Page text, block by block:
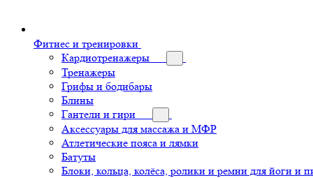
Фитнес и тренировки
Кардиотренажеры
Тренажеры
Грифы и бодибары
Блины
Гантели и гири
Аксессуары для массажа и МФР
Атлетические пояса и лямки
Батуты
Блоки, кольца, колёса, ролики и ремни для йоги и